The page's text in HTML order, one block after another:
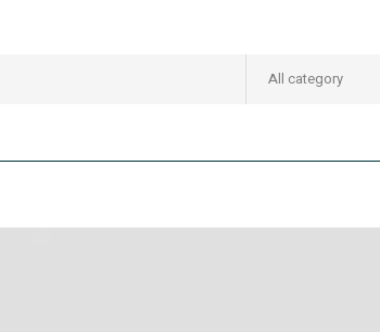
All category